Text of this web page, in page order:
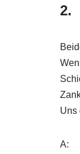
2.
Uns
A: